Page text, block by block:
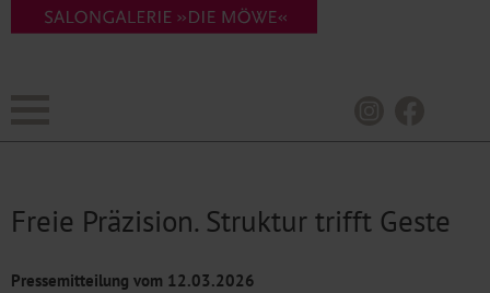
Freie Präzision. Struktur trifft Geste
Pressemitteilung vom 12.03.2026